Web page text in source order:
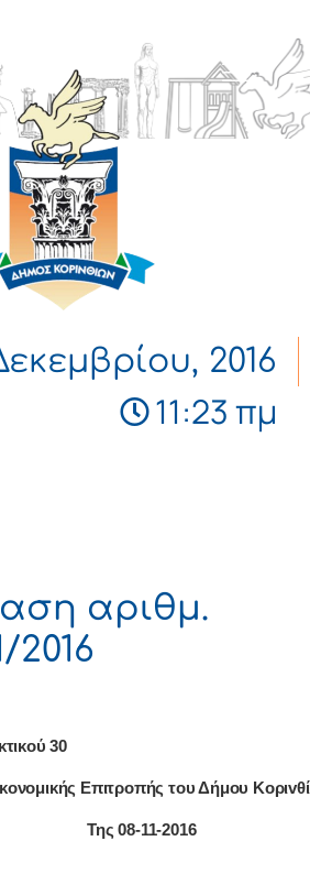
2016
11:23 πμ
αριθμ.
2016
30
Επιτρoπής τoυ Δήμoυ
Της 08-11-2016